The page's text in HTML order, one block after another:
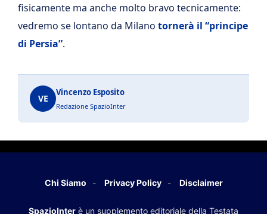
fisicamente ma anche molto bravo tecnicamente:
vedremo se lontano da Milano tornerà il “principe
di Persia”.
VE
Vincenzo Esposito
Redazione SpazioInter
Chi Siamo Privacy Policy Disclaimer
SpazioInter è un supplemento editoriale della Testata